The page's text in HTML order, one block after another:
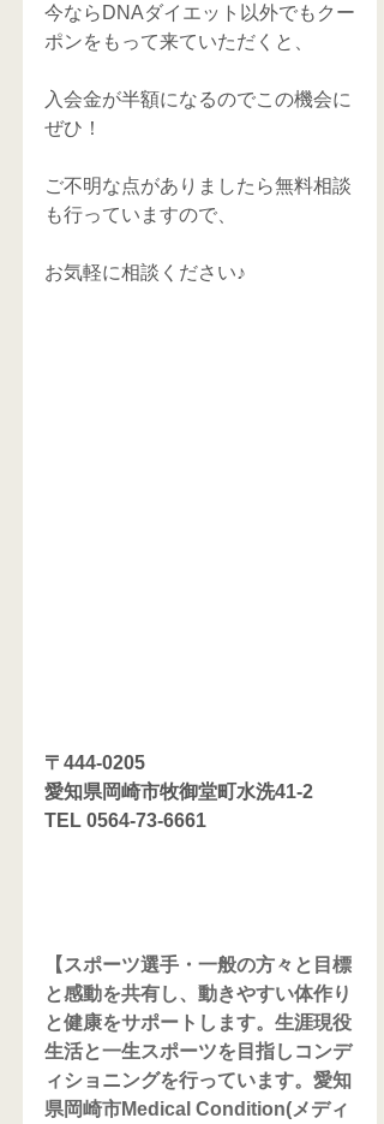
今ならDNAダイエット以外でもクー
ポンをもって来ていただくと、
入会金が半額になるのでこの機会に
ぜひ！
ご不明な点がありましたら無料相談
も行っていますので、
お気軽に相談ください♪
〒444-0205
愛知県岡崎市牧御堂町水洗41-2
TEL 0564-73-6661
【スポーツ選手・一般の方々と目標
と感動を共有し、動きやすい体作り
と健康をサポートします。生涯現役
生活と一生スポーツを目指しコンデ
ィショニングを行っています。愛知
県岡崎市Medical Condition(メディ